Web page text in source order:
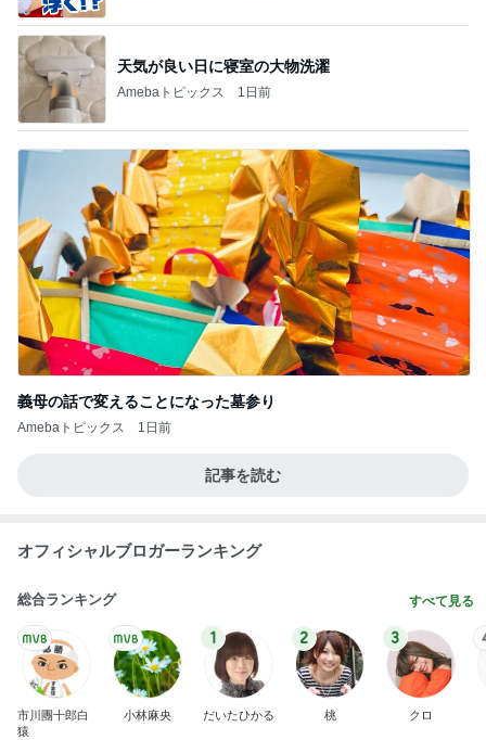
天気が良い日に寝室の大物洗濯
Amebaトピックス 1日前
義母の話で変えることになった墓参り
Amebaトピックス 1日前
記事を読む
オフィシャルブロガーランキング
総合ランキング すべて見る
市川團十郎白
猿
小林麻央
1
だいたひかる
2
桃
3
クロ